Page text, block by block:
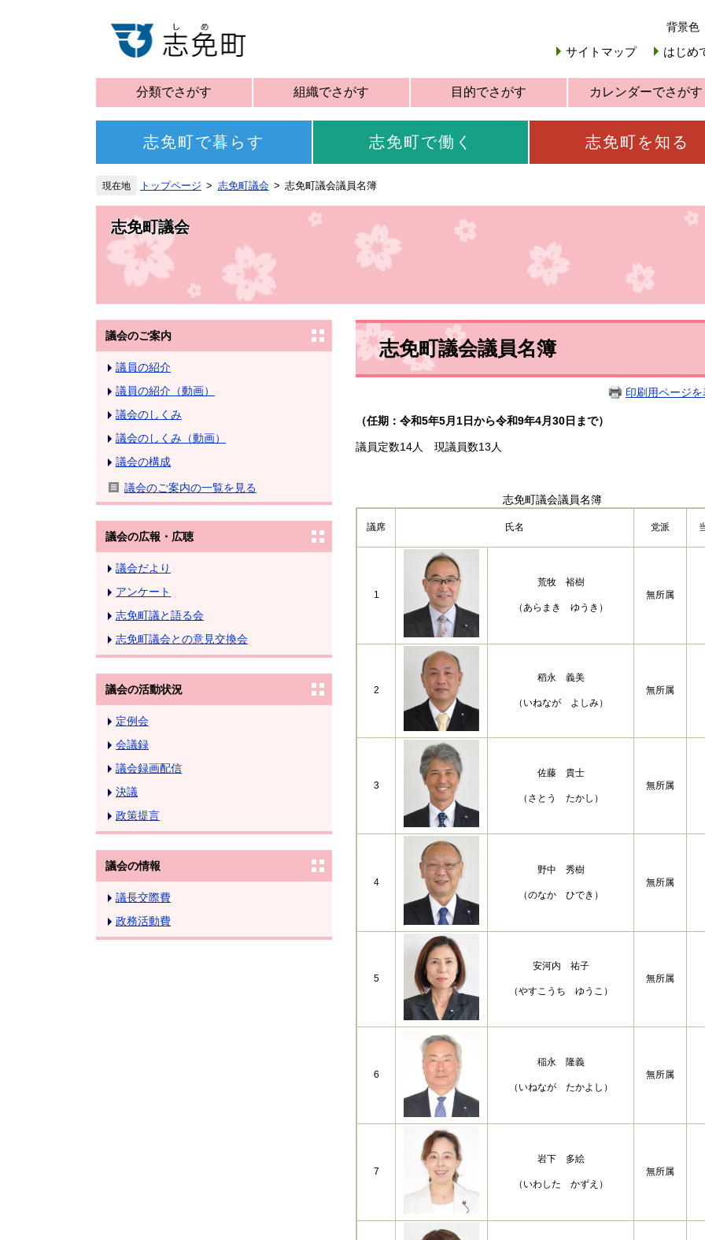
背景色
サイトマップ はじめ
分類でさがす 組織でさがす 目的でさがす カレンダーでさがす
志免町で暮らす 志免町で働く 志免町を知る
トップページ 志免町議会 志免町議会議員名簿
志免町議会
議会のご案内
議員の紹介
議員の紹介（動画）
議会のしくみ
議会のしくみ（動画）
議会の構成
議会のご案内の一覧を見る
議会の広報・広聴
議会だより
アンケート
志免町議と語る会
志免町議会との意見交換会
議会の活動状況
定例会
会議録
議会録画配信
決議
政策提言
議会の情報
議長交際費
政務活動費
志免町議会議員名簿
印刷用ページ
（任期：令和5年5月1日から令和9年4月30日まで）
議員定数14人 現議員数13人
志免町議会議員名簿
議席 氏名 党派
1
荒牧 裕樹
（あらまき ゆうき）
無所属
2
稻永 義美
（いねなが よしみ）
無所属
3
佐藤 貴士
（さとう たかし）
無所属
4
野中 秀樹
（のなか ひでき）
無所属
5
安河内 祐子
（やすこうち ゆうこ）
無所属
6
稲永 隆義
（いねなが たかよし）
無所属
7
岩下 多絵
（いわした かずえ）
無所属